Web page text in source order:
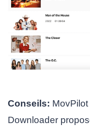
Conseils:
Downloader